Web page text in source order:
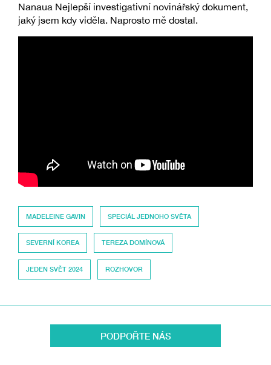
Nanaua Nejlepší investigativní novinářský dokument,
jaký jsem kdy viděla. Naprosto mě dostal.
MADELEINE GAVIN SPECIÁL JEDNOHO SVĚTA
SEVERNÍ KOREA TEREZA DOMÍNOVÁ
JEDEN SVĚT 2024 ROZHOVOR
PODPOŘTE NÁS